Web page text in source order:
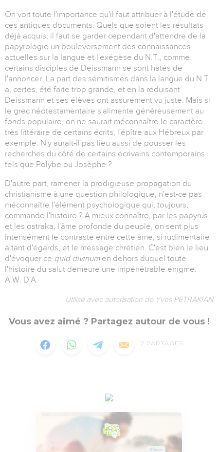
On voit toute l'importance qu'il faut attribuer à l'étude de
ces antiques documents. Quels que soient les résultats
déjà acquis, il faut se garder cependant d'attendre de la
papyrologie un bouleversement des connaissances
actuelles sur la langue et l'exégèse du N.T., comme
certains disciples de Deissmann se sont hâtés de
l'annoncer. La part des sémitismes dans la langue du N.T.
a, certes, été faite trop grande, et en la réduisant
Deissmann et ses élèves ont assurément vu juste. Mais si
le grec néotestamentaire s'alimente généreusement au
fonds populaire, on ne saurait méconnaître le caractère
très littéraire de certains écrits, l'épître aux Hébreux par
exemple. N'y aurait-il pas lieu aussi de pousser les
recherches du côté de certains écrivains contemporains
tels que Polybe ou Josèphe ?
D'autre part, ramener la prodigieuse propagation du
christianisme à une question philologique, n'est-ce pas
méconnaître l'élément psychologique qui, toujours,
commande l'histoire ? A mieux connaître, par les papyrus
et les ostraka, l'âme profonde du peuple, on sent plus
intensément le contraste entre cette âme, si rudimentaire
à tant d'égards, et le message chrétien. C'est bien le lieu
d'évoquer ce quid divinum en dehors duquel toute
l'histoire du salut demeure une impénétrable énigme.
A.W. D'A.
Utilisé avec autorisation de Yves PETRAKIAN
Vous avez aimé ? Partagez autour de vous !
2 PARTAGES